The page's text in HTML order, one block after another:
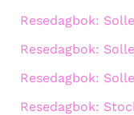
Resedagbok:
Resedagbok:
Resedagbok:
Resedagbok: